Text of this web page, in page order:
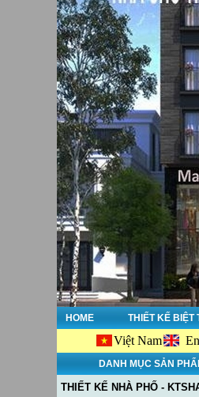
HOME THIẾT KẾ BIỆT
Việt Nam
DANH MỤC SẢN
THIẾT KẾ NHÀ PHỐ -